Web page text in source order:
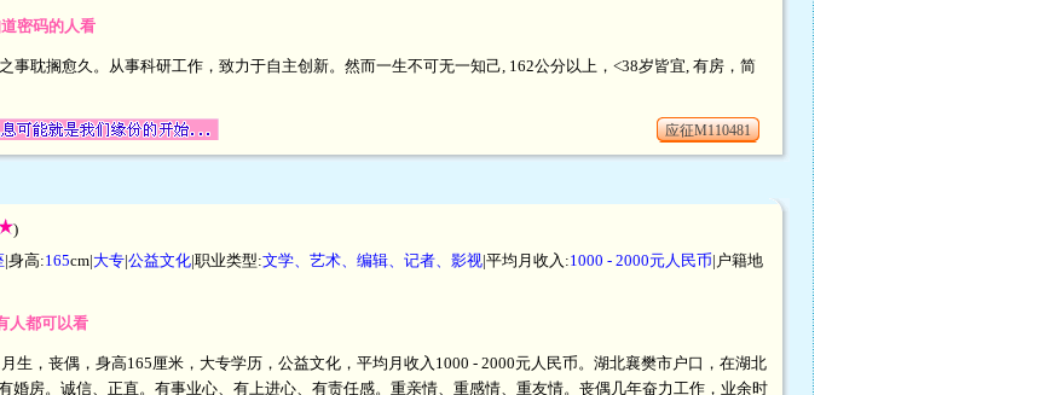
密码的人看
事耽搁愈久。从事科研工作，致力于自主创新。然而一生不可无一知己, 162公分以上，<38岁皆宜, 有房，简
应征M110481
)
|身高:165cm|大专|公益文化|职业类型:文学、艺术、编辑、记者、影视|平均月收入:1000 - 2000元人民币|户籍地
人都可以看
生，丧偶，身高165厘米，大专学历，公益文化，平均月收入1000 - 2000元人民币。湖北襄樊市户口，在湖北
婚房。诚信、正直。有事业心、有上进心、有责任感。重亲情、重感情、重友情。丧偶几年奋力工作，业余时